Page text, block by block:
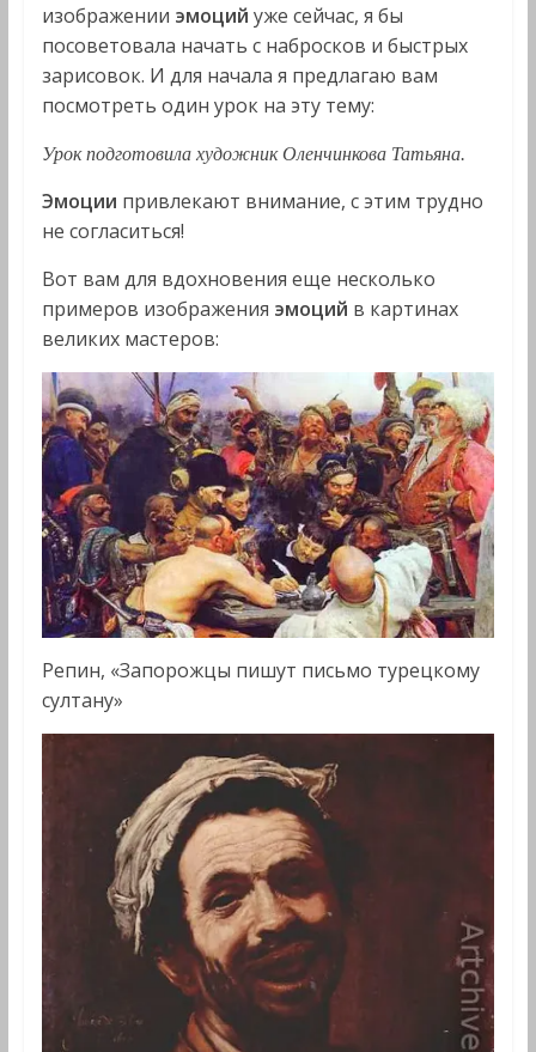
изображении эмоций уже сейчас, я бы
посоветовала начать с набросков и быстрых
зарисовок. И для начала я предлагаю вам
посмотреть один урок на эту тему:
Урок подготовила художник Оленчинкова Татьяна.
Эмоции привлекают внимание, с этим трудно
не согласиться!
Вот вам для вдохновения еще несколько
примеров изображения эмоций в картинах
великих мастеров:
Репин, «Запорожцы пишут письмо турецкому
султану»